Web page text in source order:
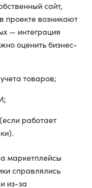
сайт,
проекте возникают
— интеграция
оценить бизнес-
товаров;
работает
маркетплейсы
справлялись
из-за